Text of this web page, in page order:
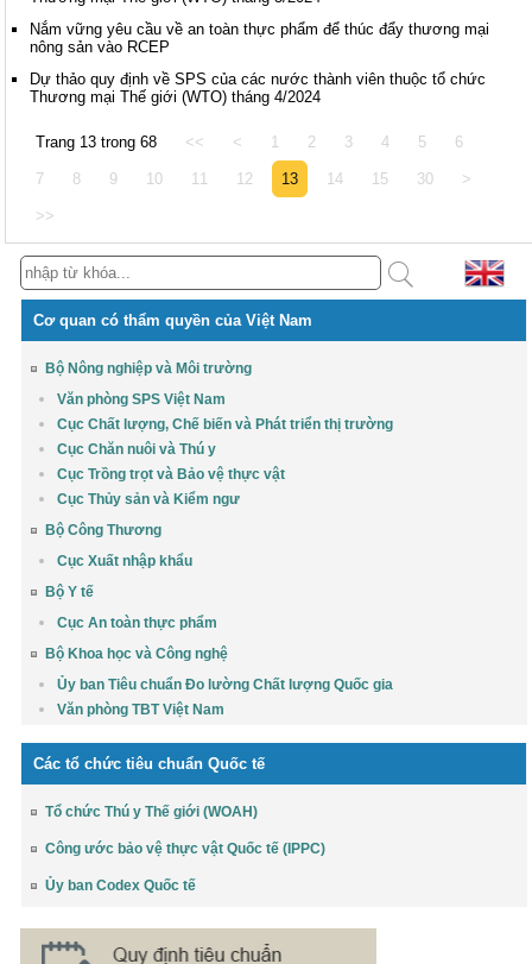
Nắm vững yêu cầu về an toàn thực phẩm để thúc đẩy thương mại
nông sản vào RCEP
Dự thảo quy định về SPS của các nước thành viên thuộc tổ chức
Thương mại Thế giới (WTO) tháng 4/2024
Trang 13 trong 68 << < 1 2 3 4 5 6
7 8 9 10 11 12 13 14 15 30 >
>>
Cơ quan có thẩm quyền của Việt Nam
Bộ Nông nghiệp và Môi trường
Văn phòng SPS Việt Nam
Cục Chất lượng, Chế biến và Phát triển thị trường
Cục Chăn nuôi và Thú y
Cục Trồng trọt và Bảo vệ thực vật
Cục Thủy sản và Kiểm ngư
Bộ Công Thương
Cục Xuất nhập khẩu
Bộ Y tế
Cục An toàn thực phẩm
Bộ Khoa học và Công nghệ
Ủy ban Tiêu chuẩn Đo lường Chất lượng Quốc gia
Văn phòng TBT Việt Nam
Các tổ chức tiêu chuẩn Quốc tế
Tổ chức Thú y Thế giới (WOAH)
Công ước bảo vệ thực vật Quốc tế (IPPC)
Ủy ban Codex Quốc tế